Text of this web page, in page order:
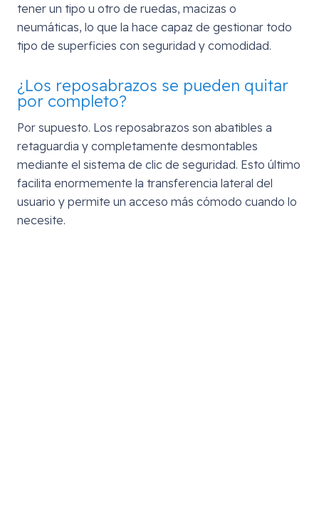
tener un tipo u otro de ruedas, macizas o
neumáticas, lo que la hace capaz de gestionar todo
tipo de superficies con seguridad y comodidad.
¿Los reposabrazos se pueden quitar
por completo?
Por supuesto. Los reposabrazos son abatibles a
retaguardia y completamente desmontables
mediante el sistema de clic de seguridad. Esto último
facilita enormemente la transferencia lateral del
usuario y permite un acceso más cómodo cuando lo
necesite.